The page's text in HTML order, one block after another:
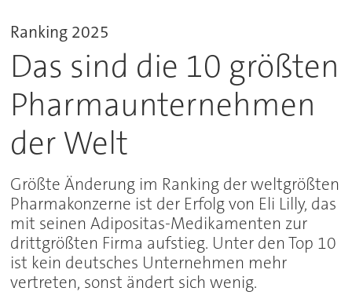
Ranking 2025
Das sind die 10 größten
Pharmaunternehmen
der Welt
Größte Änderung im Ranking der weltgrößten
Pharmakonzerne ist der Erfolg von Eli Lilly, das
mit seinen Adipositas-Medikamenten zur
drittgrößten Firma aufstieg. Unter den Top 10
ist kein deutsches Unternehmen mehr
vertreten, sonst ändert sich wenig.